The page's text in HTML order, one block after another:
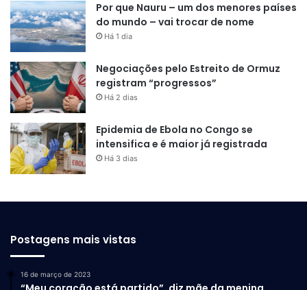
Por que Nauru – um dos menores países
do mundo – vai trocar de nome
Há 1 dia
Negociações pelo Estreito de Ormuz
registram “progressos”
Há 2 dias
Epidemia de Ebola no Congo se
intensifica e é maior já registrada
Há 3 dias
Postagens mais vistas
16 de março de 2023